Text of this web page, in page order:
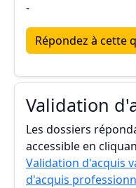
-
Répondez à cette
Validation
Les dossiers
accessible en
Validation d'acquis
d'acquis